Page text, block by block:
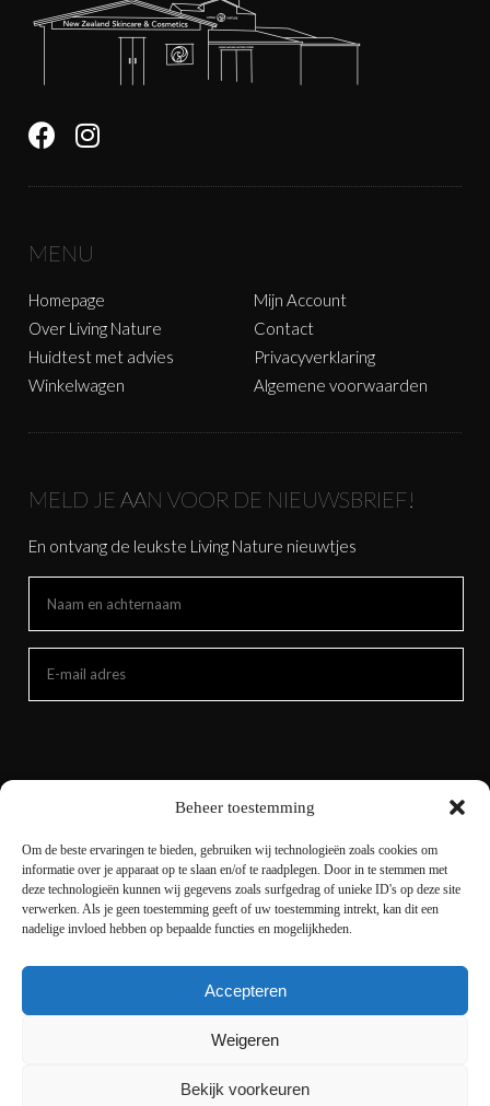
Beheer toestemming
Om de beste ervaringen te bieden, gebruiken wij technologieën zoals cookies om
informatie over je apparaat op te slaan en/of te raadplegen. Door in te stemmen met
deze technologieën kunnen wij gegevens zoals surfgedrag of unieke ID's op deze site
verwerken. Als je geen toestemming geeft of uw toestemming intrekt, kan dit een
nadelige invloed hebben op bepaalde functies en mogelijkheden.
Accepteren
Weigeren
Bekijk voorkeuren
MENU
Homepage
Over Living Nature
Huidtest met advies
Winkelwagen
Mijn Account
Contact
Privacyverklaring
Algemene voorwaarden
MELD JE AAN VOOR DE NIEUWSBRIEF!
En ontvang de leukste Living Nature nieuwtjes
Copyright © 2021 livingnature.nl | Alle rechten